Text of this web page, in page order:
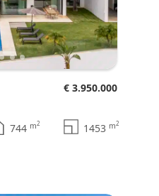
€ 3.950.000
744 m2 1453 m2